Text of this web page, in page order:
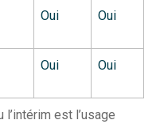
l’intérim est l’usage
Oui Oui
Oui Oui